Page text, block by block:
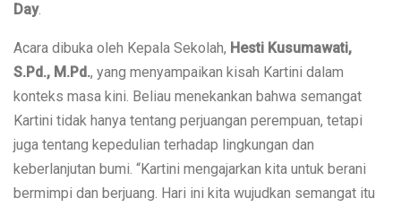
Day.
Acara dibuka oleh Kepala Sekolah, Hesti Kusumawati,
S.Pd., M.Pd., yang menyampaikan kisah Kartini dalam
konteks masa kini. Beliau menekankan bahwa semangat
Kartini tidak hanya tentang perjuangan perempuan, tetapi
juga tentang kepedulian terhadap lingkungan dan
keberlanjutan bumi. “Kartini mengajarkan kita untuk berani
bermimpi dan berjuang. Hari ini kita wujudkan semangat itu